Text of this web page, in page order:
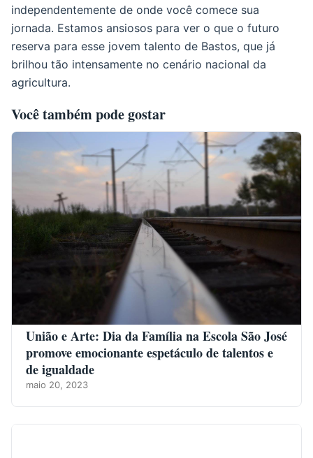
independentemente de onde você comece sua
jornada. Estamos ansiosos para ver o que o futuro
reserva para esse jovem talento de Bastos, que já
brilhou tão intensamente no cenário nacional da
agricultura.
Você também pode gostar
União e Arte: Dia da Família na Escola São José
promove emocionante espetáculo de talentos e
de igualdade
maio 20, 2023